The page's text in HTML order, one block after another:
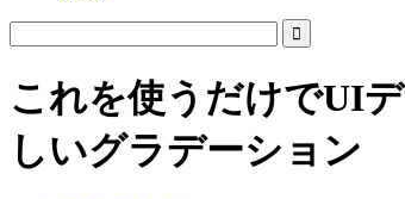
これを使うだけでUI
しいグラデーション